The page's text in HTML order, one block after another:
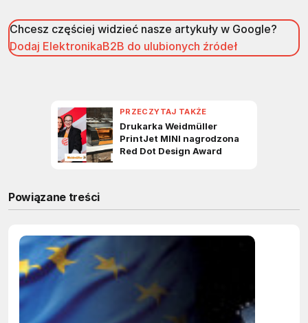
Chcesz częściej widzieć nasze artykuły w Google?
Dodaj ElektronikaB2B do ulubionych źródeł
Powiązane treści